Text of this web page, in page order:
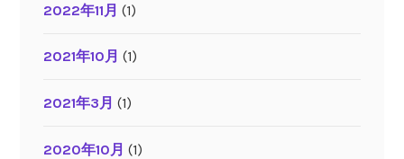
2022年11月 (1)
2021年10月 (1)
2021年3月 (1)
2020年10月 (1)